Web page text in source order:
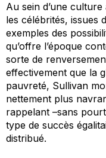
Au sein d’une
les célébrités, issues
exemples des
qu’offre l’époque
sorte de
effectivement que la
pauvreté, Sullivan
nettement plus
rappelant –sans
type de succès
distribué.